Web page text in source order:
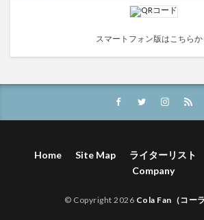
スマートフォン版はこちらか
Home Site Map ライターリスト
Company
© Copyright 2026 Cola Fan（コー